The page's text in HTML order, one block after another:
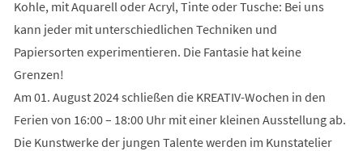
Kohle, mit Aquarell oder Acryl, Tinte oder Tusche: Bei uns
kann jeder mit unterschiedlichen Techniken und
Papiersorten experimentieren. Die Fantasie hat keine
Grenzen!
Am 01. August 2024 schließen die KREATIV-Wochen in den
Ferien von 16:00 – 18:00 Uhr mit einer kleinen Ausstellung ab.
Die Kunstwerke der jungen Talente werden im Kunstatelier